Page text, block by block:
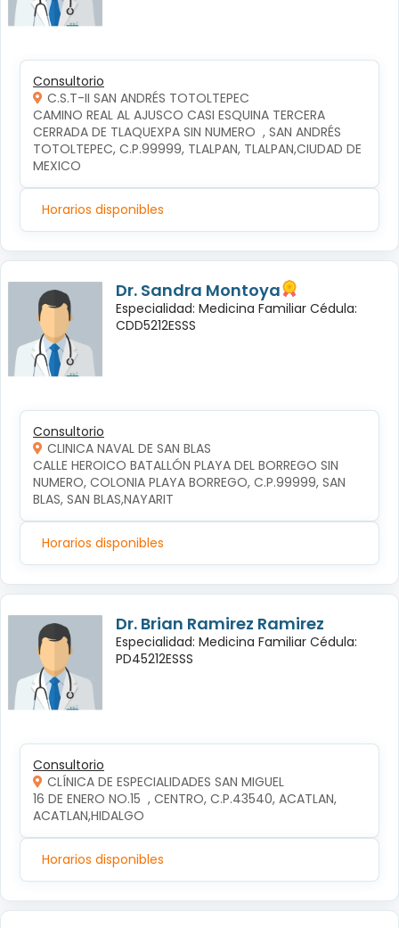
Consultorio
C.S.T-II SAN ANDRÉS TOTOLTEPEC
CAMINO REAL AL AJUSCO CASI ESQUINA TERCERA
CERRADA DE TLAQUEXPA SIN NUMERO  , SAN ANDRÉS
TOTOLTEPEC, C.P.99999, TLALPAN, TLALPAN,CIUDAD DE
MEXICO
Horarios disponibles
Dr. Sandra Montoya
Especialidad: Medicina Familiar Cédula:
CDD5212ESSS
Consultorio
CLINICA NAVAL DE SAN BLAS
CALLE HEROICO BATALLÓN PLAYA DEL BORREGO SIN
NUMERO, COLONIA PLAYA BORREGO, C.P.99999, SAN
BLAS, SAN BLAS,NAYARIT
Horarios disponibles
Dr. Brian Ramirez Ramirez
Especialidad: Medicina Familiar Cédula:
PD45212ESSS
Consultorio
CLÍNICA DE ESPECIALIDADES SAN MIGUEL
16 DE ENERO NO.15  , CENTRO, C.P.43540, ACATLAN,
ACATLAN,HIDALGO
Horarios disponibles